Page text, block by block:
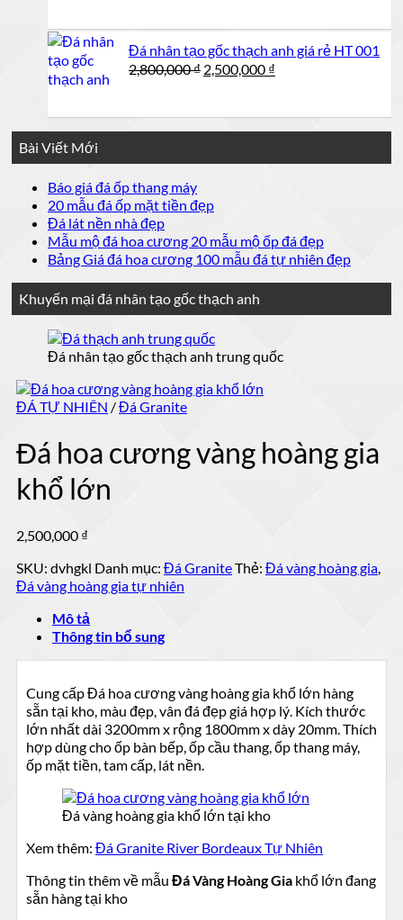
2,800,000 ₫.
2,600,000 ₫.
Đá nhân tạo gốc thạch anh giá rẻ HT 001
2,800,000₫ Giá
2,500,000 ₫
Bài Viết Mới
Báo giá đá ốp thang máyKhông
có
luận
ở
Báo
đá
thang
máy
20 mẫu đá ốp mặt tiền đẹpKhông
bình
luận
ở
20
mẫu
ốp
mặt
tiền
đẹp
Đá lát nền nhà đẹpKhông
có
bình
luận
Đá
nền
nhà
Mẫu mộ đá hoa cương 20 mẫu mộ ốp đá đẹpKhông
có
mộ
ốp
Bảng Giá đá hoa cương 100 mẫu đá tự nhiên đẹpKhông
mẫu
đá
Khuyến mại đá nhân tạo gốc thạch anh
Đá nhân tạo gốc thạch anh trung quốc
ĐÁ TỰ NHIÊN /Đá Granite
Đá hoa cương vàng hoàng gia
khổ lớn
2,500,000 ₫
SKU: dvhgkl Danh mục: Đá GraniteThẻ: Đá vàng hoàng gia,
Đá vàng hoàng gia tự nhiên
Mô tả
Thông tin bổ sung
Cung cấp Đá hoa cương vàng hoàng gia khổ lớn hàng
sẵn tại kho, màu đẹp, vân đá đẹp giá hợp lý. Kích thước
lớn nhất dài 3200mm x rộng 1800mm x dày 20mm. Thích
hợp dùng cho ốp bàn bếp, ốp cầu thang, ốp thang máy,
ốp mặt tiền, tam cấp, lát nền.
Đá vàng hoàng gia khổ lớn tại kho
Xem thêm: Đá Granite River Bordeaux Tự Nhiên
Thông tin thêm về mẫu Đá Vàng Hoàng Gia khổ lớn đang
sẵn hàng tại kho